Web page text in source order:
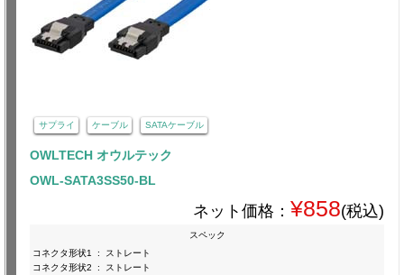
サプライ ケーブル SATAケーブル
OWLTECH オウルテック
OWL-SATA3SS50-BL
ネット価格： ¥858(税込)
スペック
コネクタ形状1
:
ストレート
コネクタ形状2
:
ストレート